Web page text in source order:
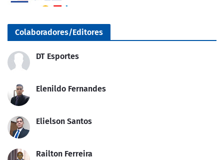
Colaboradores/Editores
DT Esportes
Elenildo Fernandes
Elielson Santos
Railton Ferreira